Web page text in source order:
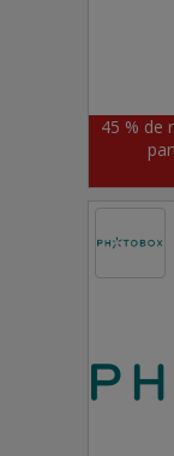
45 % de